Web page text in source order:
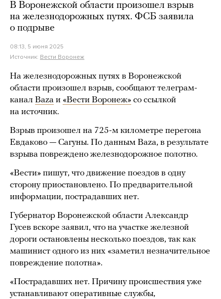
В Воронежской области произошел взрыв
на железнодорожных путях. ФСБ заявила
о подрыве
08:13, 5 июня 2025
Источник: Вести Воронеж
На железнодорожных путях в Воронежской
области произошел взрыв, сообщают телеграм-
канал Baza и «Вести Воронеж» со ссылкой
на источник.
Взрыв произошел на 725-м километре перегона
Евдаково — Сагуны. По данным Baza, в результате
взрыва повреждено железнодорожное полотно.
«Вести» пишут, что движение поездов в одну
сторону приостановлено. По предварительной
информации, пострадавших нет.
Губернатор Воронежской области Александр
Гусев вскоре заявил, что на участке железной
дороги остановлены несколько поездов, так как
машинист одного из них «заметил незначительное
повреждение полотна».
«Пострадавших нет. Причину происшествия уже
устанавливают оперативные службы,